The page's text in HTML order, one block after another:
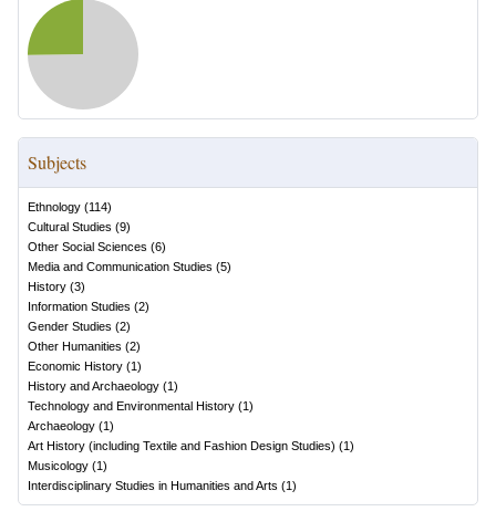
Subjects
Ethnology (114)
Cultural Studies (9)
Other Social Sciences (6)
Media and Communication Studies (5)
History (3)
Information Studies (2)
Gender Studies (2)
Other Humanities (2)
Economic History (1)
History and Archaeology (1)
Technology and Environmental History (1)
Archaeology (1)
Art History (including Textile and Fashion Design Studies) (1)
Musicology (1)
Interdisciplinary Studies in Humanities and Arts (1)